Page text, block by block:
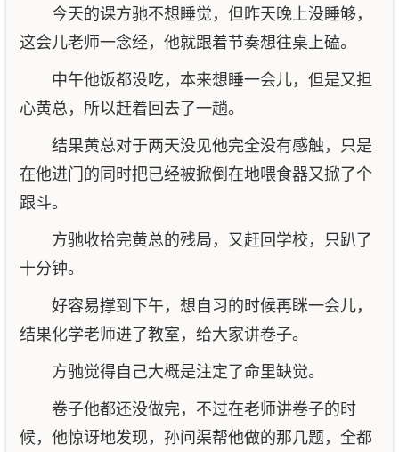
今天的课方驰不想睡觉，但昨天晚上没睡够，
这会儿老师一念经，他就跟着节奏想往桌上磕。
中午他饭都没吃，本来想睡一会儿，但是又担
心黄总，所以赶着回去了一趟。
结果黄总对于两天没见他完全没有感触，只是
在他进门的同时把已经被掀倒在地喂食器又掀了个
跟斗。
方驰收拾完黄总的残局，又赶回学校，只趴了
十分钟。
好容易撑到下午，想自习的时候再眯一会儿，
结果化学老师进了教室，给大家讲卷子。
方驰觉得自己大概是注定了命里缺觉。
卷子他都还没做完，不过在老师讲卷子的时
候，他惊讶地发现，孙问渠帮他做的那几题，全都